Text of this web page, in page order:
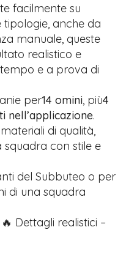
facilmente su
anche da
manuale, queste
realistico e
e a prova di
per14 omini, più4
nell’applicazione.
di qualità,
con stile e
del Subbuteo o per
di una squadra
Dettagli realistici –